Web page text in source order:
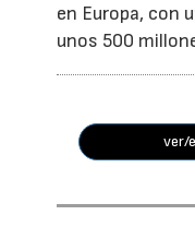
en Europa, con
unos 500
ver/